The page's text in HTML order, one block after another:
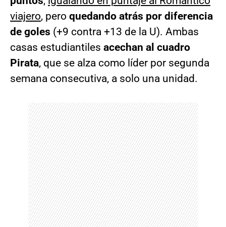
viajero, pero quedando atrás por diferencia
de goles (+9 contra +13 de la U). Ambas
casas estudiantiles acechan al cuadro
Pirata, que se alza como líder por segunda
semana consecutiva, a solo una unidad.